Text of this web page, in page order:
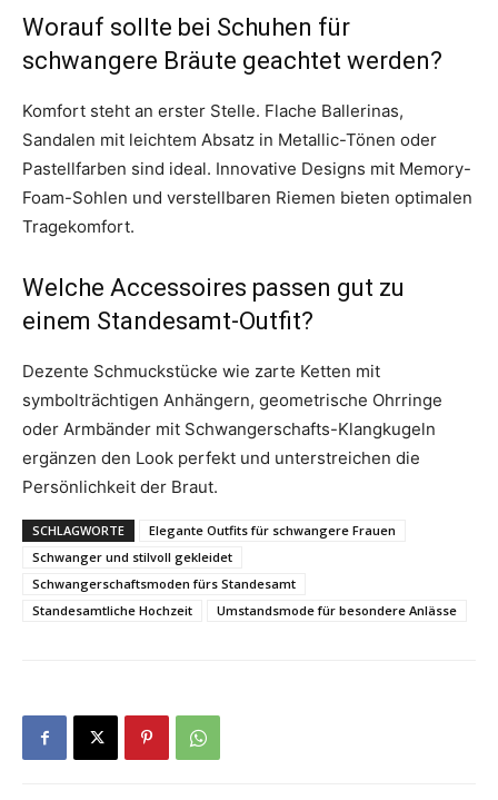
Worauf sollte bei Schuhen für
schwangere Bräute geachtet werden?
Komfort steht an erster Stelle. Flache Ballerinas,
Sandalen mit leichtem Absatz in Metallic-Tönen oder
Pastellfarben sind ideal. Innovative Designs mit Memory-
Foam-Sohlen und verstellbaren Riemen bieten optimalen
Tragekomfort.
Welche Accessoires passen gut zu
einem Standesamt-Outfit?
Dezente Schmuckstücke wie zarte Ketten mit
symbolträchtigen Anhängern, geometrische Ohrringe
oder Armbänder mit Schwangerschafts-Klangkugeln
ergänzen den Look perfekt und unterstreichen die
Persönlichkeit der Braut.
SCHLAGWORTE
Elegante Outfits für schwangere Frauen
Schwanger und stilvoll gekleidet
Schwangerschaftsmoden fürs Standesamt
Standesamtliche Hochzeit
Umstandsmode für besondere Anlässe